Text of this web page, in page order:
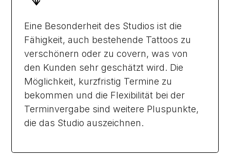
Eine Besonderheit des Studios ist die
Fähigkeit, auch bestehende Tattoos zu
verschönern oder zu covern, was von
den Kunden sehr geschätzt wird. Die
Möglichkeit, kurzfristig Termine zu
bekommen und die Flexibilität bei der
Terminvergabe sind weitere Pluspunkte,
die das Studio auszeichnen.